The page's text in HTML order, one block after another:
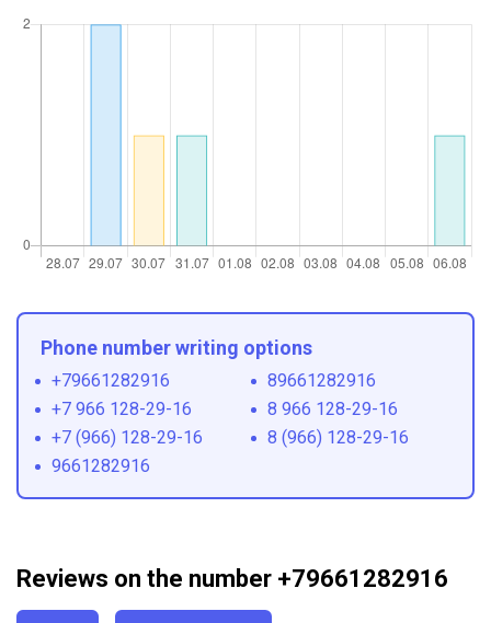
Phone number writing options
+79661282916
89661282916
+7 966 128-29-16
8 966 128-29-16
+7 (966) 128-29-16
8 (966) 128-29-16
9661282916
Reviews on the number +79661282916